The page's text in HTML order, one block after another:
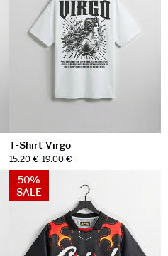
T-Shirt Virgo
15.20 € 19.00 €
50%
SALE